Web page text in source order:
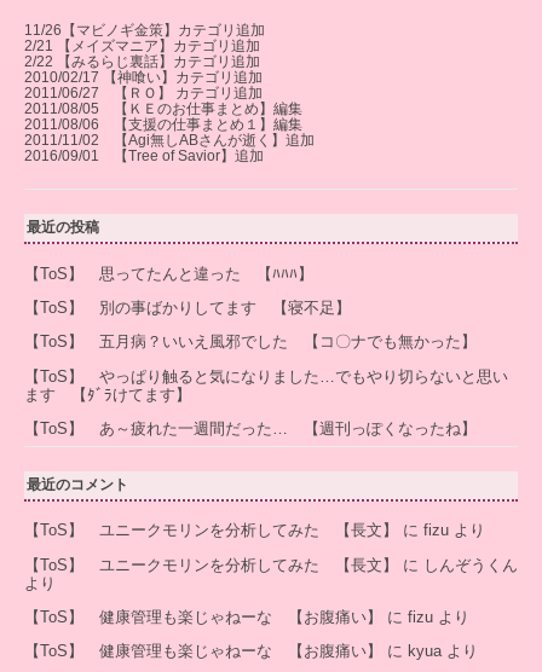
11/26【マビノギ金策】カテゴリ追加
2/21 【メイズマニア】カテゴリ追加
2/22 【みるらじ裏話】カテゴリ追加
2010/02/17 【神喰い】カテゴリ追加
2011/06/27 【ＲＯ】 カテゴリ追加
2011/08/05 【ＫＥのお仕事まとめ】編集
2011/08/06 【支援の仕事まとめ１】編集
2011/11/02 【Agi無しABさんが逝く】追加
2016/09/01 【Tree of Savior】追加
最近の投稿
【ToS】 思ってたんと違った 【ﾊﾊﾊ】
【ToS】 別の事ばかりしてます 【寝不足】
【ToS】 五月病？いいえ風邪でした 【コ〇ナでも無かった】
【ToS】 やっぱり触ると気になりました…でもやり切らないと思い
ます 【ﾀﾞﾗけてます】
【ToS】 あ～疲れた一週間だった… 【週刊っぽくなったね】
最近のコメント
【ToS】 ユニークモリンを分析してみた 【長文】 に fizu より
【ToS】 ユニークモリンを分析してみた 【長文】
に しんぞうくん
より
【ToS】 健康管理も楽じゃねーな 【お腹痛い】
に fizu より
【ToS】 健康管理も楽じゃねーな 【お腹痛い】
に kyuaより